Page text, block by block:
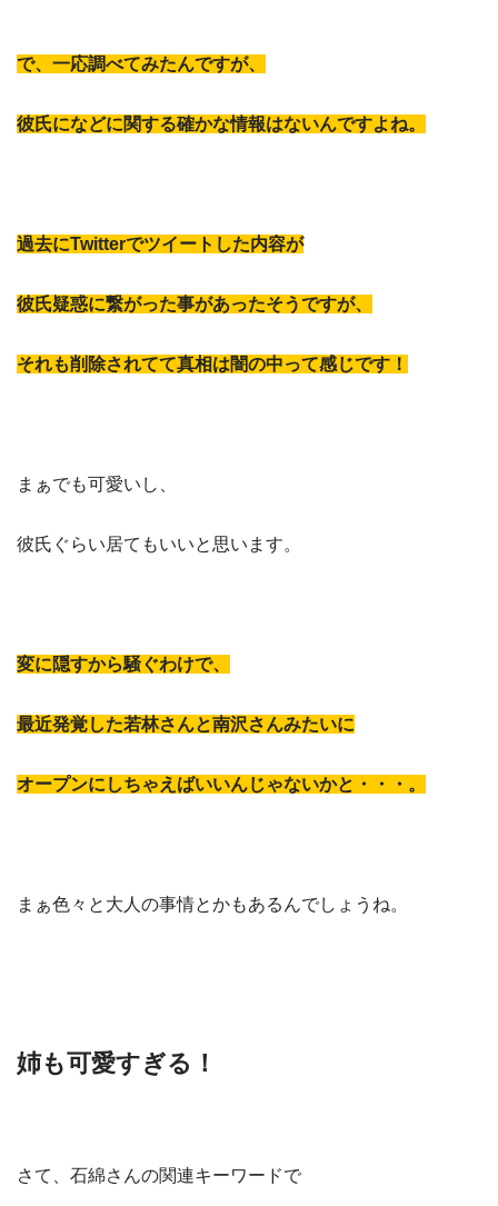
で、一応調べてみたんですが、
彼氏になどに関する確かな情報はないんですよね。
過去にTwitterでツイートした内容が
彼氏疑惑に繋がった事があったそうですが、
それも削除されてて真相は闇の中って感じです！
まぁでも可愛いし、
彼氏ぐらい居てもいいと思います。
変に隠すから騒ぐわけで、
最近発覚した若林さんと南沢さんみたいに
オープンにしちゃえばいいんじゃないかと・・・。
まぁ色々と大人の事情とかもあるんでしょうね。
姉も可愛すぎる！
さて、石綿さんの関連キーワードで